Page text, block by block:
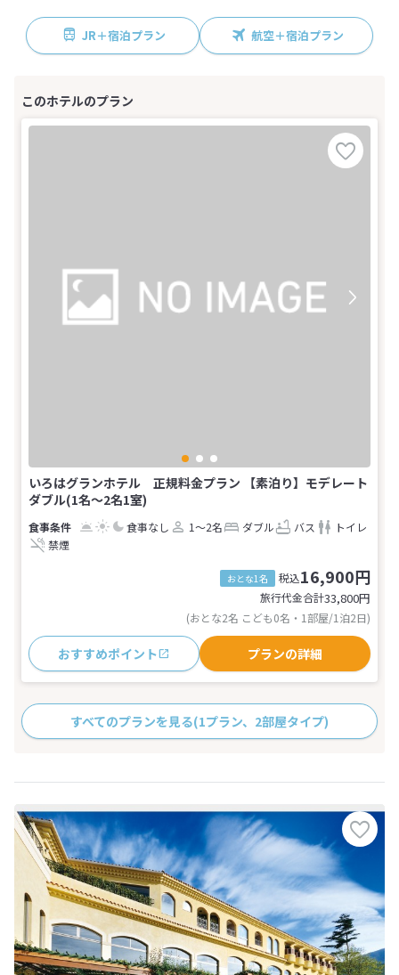
JR＋宿泊プラン 航空＋宿泊プラン
いろはグランホテル 正規料金プラン 【素泊り】モデレート
ダブル(1名～2名1室)
食事なし 1～2名 ダブル バス
トイレ
禁煙
おとな1名 税込16,900円
旅行代金合計33,800円
(おとな2名 こども0名・1部屋/1泊2日)
おすすめポイント プランの詳細
すべてのプランを見る(1プラン、2部屋タイプ)